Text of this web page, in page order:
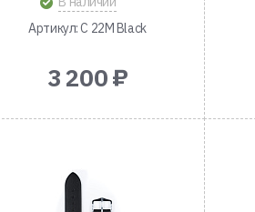
Артикул: C 22M Black
3 200 ₽